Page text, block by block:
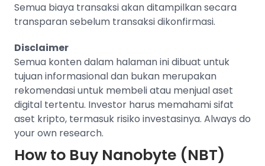
Semua biaya transaksi akan ditampilkan secara
transparan sebelum transaksi dikonfirmasi.
Disclaimer
Semua konten dalam halaman ini dibuat untuk
tujuan informasional dan bukan merupakan
rekomendasi untuk membeli atau menjual aset
digital tertentu. Investor harus memahami sifat
aset kripto, termasuk risiko investasinya. Always do
your own research.
How to Buy Nanobyte (NBT)